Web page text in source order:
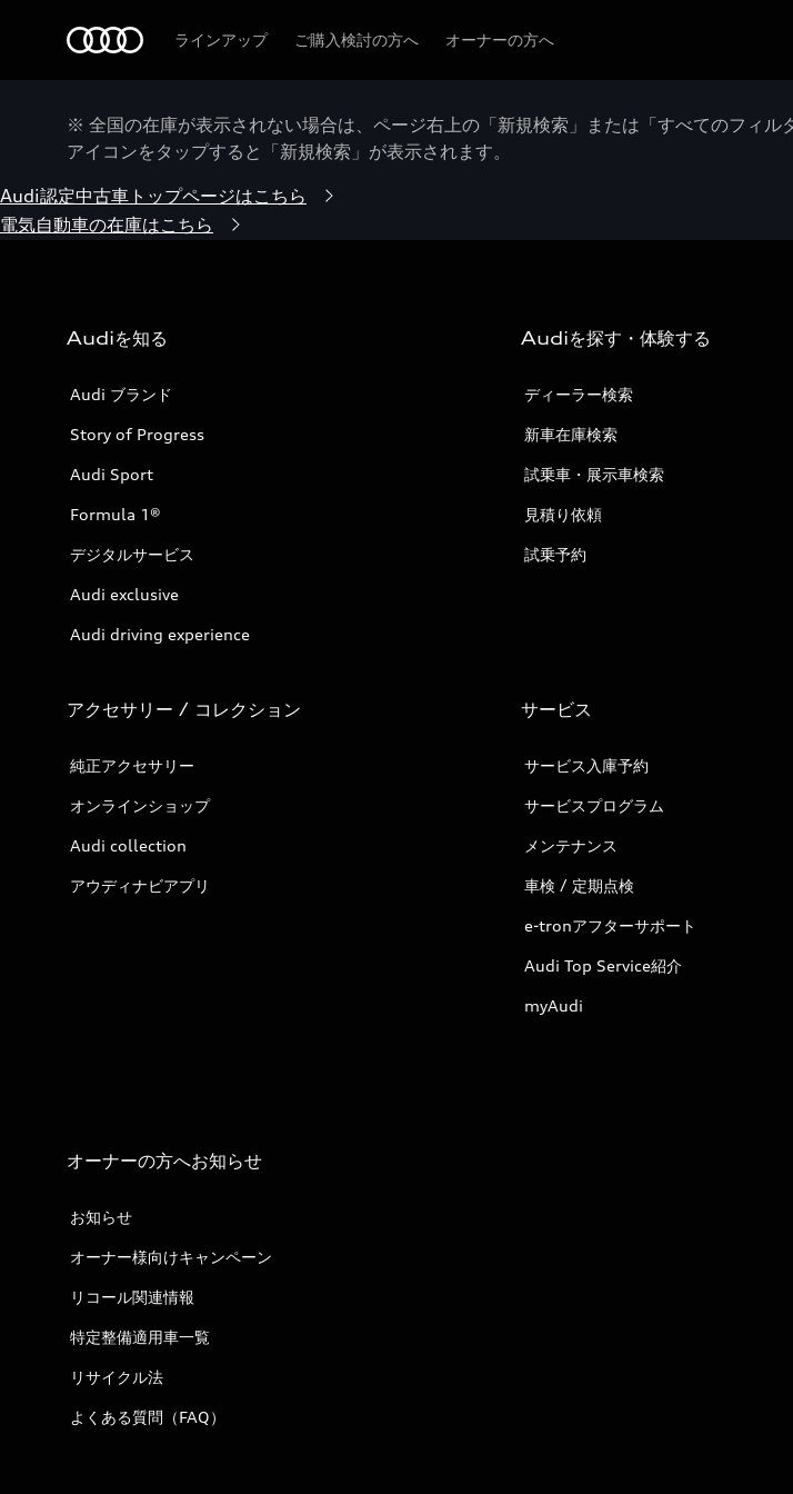
ラインアップ ご購入検討の方へ オーナーの方へ
※ 全国の在庫が表示されない場合は、ページ右上の「新規検索」または「すべてのフィ
アイコンをタップすると「新規検索」が表示されます。
Audi認定中古車トップページはこちら
電気自動車の在庫はこちら
Audiを知る
Audi ブランド
Story of Progress
Audi Sport
Formula 1®
デジタルサービス
Audi exclusive
Audi driving experience
Audiを探す・体験する
ディーラー検索
新車在庫検索
試乗車・展示車検索
見積り依頼
試乗予約
アクセサリー / コレクション
純正アクセサリー
オンラインショップ
Audi collection
アウディナビアプリ
サービス
サービス入庫予約
サービスプログラム
メンテナンス
車検 / 定期点検
e-tronアフターサポート
Audi Top Service紹介
myAudi
オーナーの方へお知らせ
お知らせ
オーナー様向けキャンペーン
リコール関連情報
特定整備適用車一覧
リサイクル法
よくある質問（FAQ）